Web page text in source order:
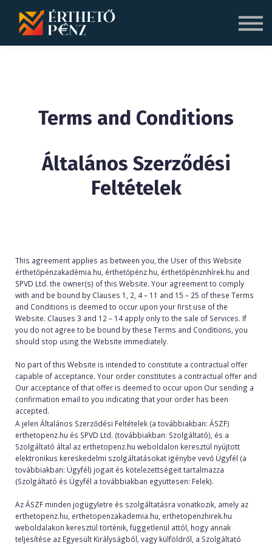
Terms and Conditions
Általános Szerződési
Feltételek
This agreement applies as between you, the User of this Website
érthetőpénzakadémia.hu, érthetőpénz.hu, érthetőpénznhírek.hu and
SPVD Ltd. the owner(s) of this Website. Your agreement to comply
with and be bound by Clauses 1, 2, 4 – 11 and 15 – 25 of these Terms
and Conditions is deemed to occur upon your first use of the
Website. Clauses 3 and 12 – 14 apply only to the sale of Services. If
you do not agree to be bound by these Terms and Conditions, you
should stop using the Website immediately.
No part of this Website is intended to constitute a contractual offer
capable of acceptance. Your order constitutes a contractual offer and
Our acceptance of that offer is deemed to occur upon Our sending a
confirmation email to you indicating that your order has been
accepted.
A jelen Általános Szerződési Feltételek (a továbbiakban: ÁSZF)
erthetopenz.hu és SPVD Ltd. (továbbiakban: Szolgáltató), és a
Szolgáltató által az erthetopenz.hu weboldalon keresztül nyújtott
elektronikus kereskedelmi szolgáltatásokat igénybe vevő Ügyfél (a
továbbiakban: Ügyfél) jogait és kötelezettségeit tartalmazza
(Szolgáltató és Ügyfél a továbbiakban együttesen: Felek).
Az ÁSZF minden jogügyletre és szolgáltatásra vonatkozik, amely az
erthetopenz.hu, erthetopenzakademia.hu, erthetopenzhirek.hu
weboldalakon keresztül történik, függetlenül attól, hogy annak
teljesítése az Egyesült Királyságból, vagy külföldről, a Szolgáltató